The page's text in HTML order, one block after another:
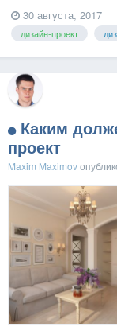
30 августа, 2017
дизайн-проект
Каким
проект
Maxim Maximov